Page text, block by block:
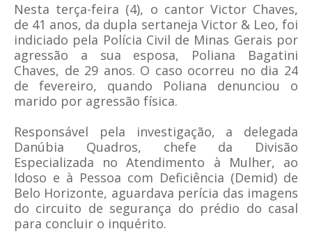
Nesta terça-feira (4), o cantor Victor Chaves,
de 41 anos, da dupla sertaneja Victor & Leo, foi
indiciado pela Polícia Civil de Minas Gerais por
agressão a sua esposa, Poliana Bagatini
Chaves, de 29 anos. O caso ocorreu no dia 24
de fevereiro, quando Poliana denunciou o
marido por agressão física.
Responsável pela investigação, a delegada
Danúbia Quadros, chefe da Divisão
Especializada no Atendimento à Mulher, ao
Idoso e à Pessoa com Deficiência (Demid) de
Belo Horizonte, aguardava perícia das imagens
do circuito de segurança do prédio do casal
para concluir o inquérito.